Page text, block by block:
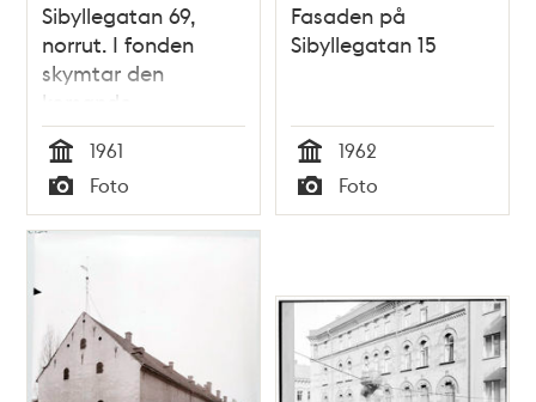
Sibyllegatan 69,
norrut. I fonden
skymtar den
korsande
Östermalmsgatan
Tid
1961
Typ
Foto
Fasaden på
Sibyllegatan 15
Tid
1962
Typ
Foto